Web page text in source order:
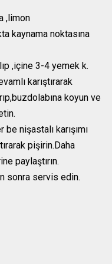
,limon
kaynama noktasına
,içine 3-4 yemek k.
karıştırarak
koyun ve
nişastalı karışımı
pişirin.Daha
paylaştırın.
sonra servis edin.